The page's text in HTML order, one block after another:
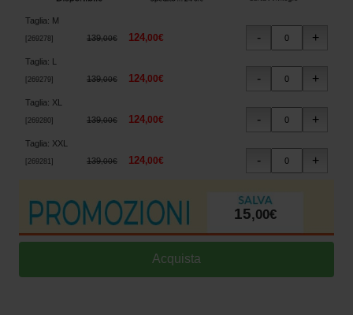
Taglia: M
269278 ] 139,00€ 124,00€
Taglia:
269279] 139,00€ 124,00€
Taglia: XL
269280] 139,00€ 124,00€
Taglia: XXL
269281 ] 139,00€ 124,00€
15,00€